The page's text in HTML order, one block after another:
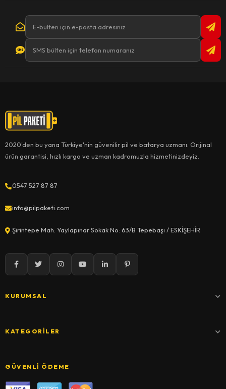
2020'den bu yana Türkiye'nin güvenilir pil ve batarya uzmanı. Orijinal
ürün garantisi, hızlı kargo ve uzman kadromuzla hizmetinizdeyiz.
0547 527 87 87
info@pilpaketi.com
Şirintepe Mah. Yaylapınar Sokak No: 63/B Tepebaşı / ESKİŞEHİR
KURUMSAL
KATEGORILER
GÜVENLI ÖDEME